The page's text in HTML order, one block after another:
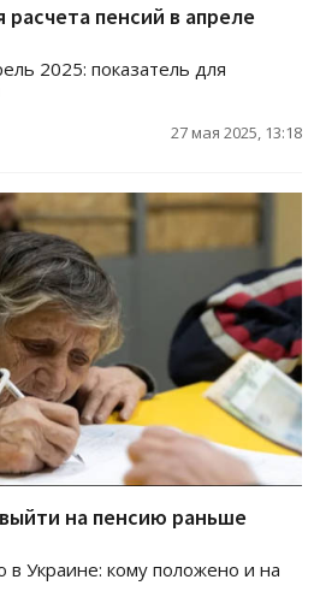
пенсий в апреле
2025: показатель для
27 мая 2025, 13:18
на пенсию раньше
Украине: кому положено и на